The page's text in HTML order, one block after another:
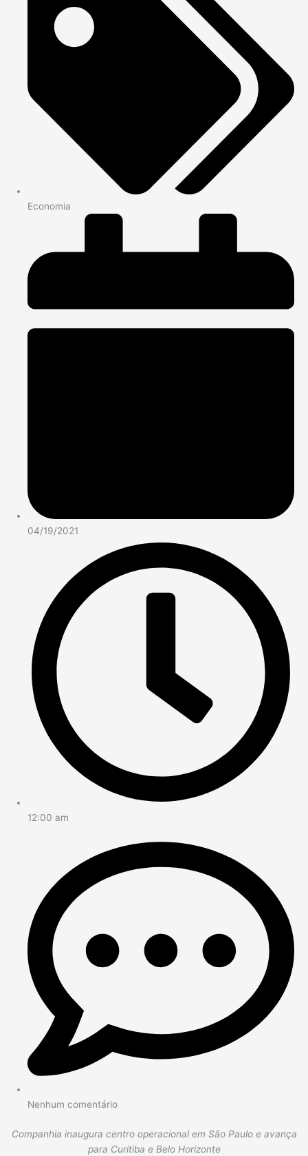
Economia
04/19/2021
12:00 am
Nenhum comentário
Companhia inaugura centro operacional em São Paulo e avança
para Curitiba e Belo Horizonte